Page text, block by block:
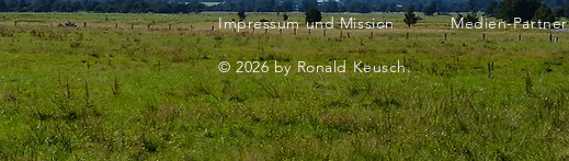
Impressum und Mission Medien-Partner
© 2026 by Ronald Keusch.